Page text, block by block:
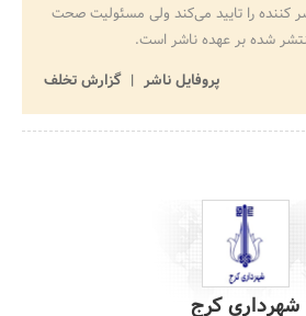
کننده را تایید می‌کند ولی مسئولیت صحت
شده بر عهده ناشر است.
پروفایل ناشر
گزارش تخلف
شهرداری کرج